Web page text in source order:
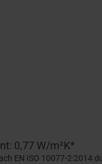
0,77 W/m²K*
EN ISO 10077-2:2014